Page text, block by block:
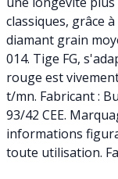
classiques, grâce
diamant grain
014. Tige FG,
rouge est
t/mn. Fabricant :
93/42 CEE.
informations
toute utilisation.